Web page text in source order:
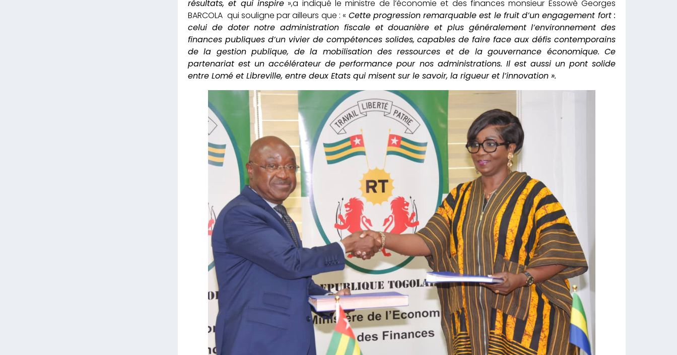
résultats, et qui inspire »,a indiqué le ministre de l’économie et des finances monsieur Essowè Georges
BARCOLA qui souligne par ailleurs que : « Cette progression remarquable est le fruit d’un engagement fort :
celui de doter notre administration fiscale et douanière et plus généralement l’environnement des
finances publiques d’un vivier de compétences solides, capables de faire face aux défis contemporains
de la gestion publique, de la mobilisation des ressources et de la gouvernance économique. Ce
partenariat est un accélérateur de performance pour nos administrations. Il est aussi un pont solide
entre Lomé et Libreville, entre deux Etats qui misent sur le savoir, la rigueur et l’innovation ».